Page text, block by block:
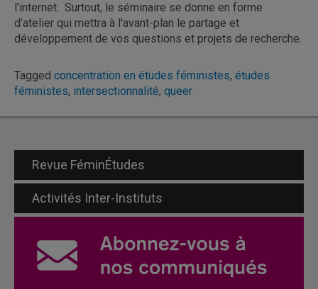
l'internet. Surtout, le séminaire se donne en forme
d’atelier qui mettra à l'avant-plan le partage et
développement de vos questions et projets de recherche.
Tagged concentration en études féministes, études
féministes, intersectionnalité, queer
Revue FéminÉtudes
Activités Inter-Instituts